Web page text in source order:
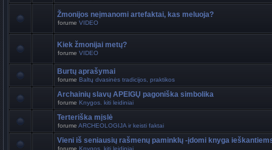
Žmonijos neįmanomi artefaktai, kas meluoja?
forume VIDEO
Kiek žmonijai metų?
forume VIDEO
Burtų aprašymai
forume Baltų dvasinės tradicijos, praktikos
Archainių slavų APEIGŲ pagoniška simbolika
forume Knygos. kiti leidiniai
Terteriška mįslė
forume ARCHEOLOGIJA ir keisti faktai
Vieni iš seniausių rašmenų paminklų -įdomi knyga
forume Knygos. kiti leidiniai